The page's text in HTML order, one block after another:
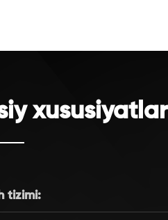
xususiyatlar
tizimi: